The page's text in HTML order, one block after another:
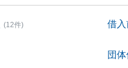
(12件) 借入
団